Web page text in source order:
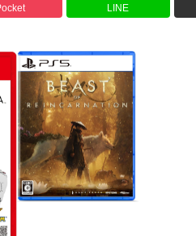
LINE